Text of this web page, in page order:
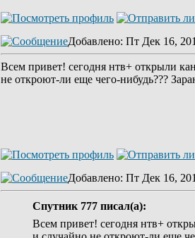
Добавлено: Пт Дек 16,
Всем привет! сегодня нтв+ открыли
не откроют-ли еще чего-нибудь???
Добавлено: Пт Дек 16,
Спутник 777 писал(а):
Всем привет! сегодня нтв+